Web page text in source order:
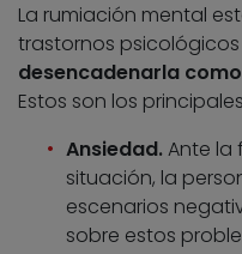
La rumiación mental
trastornos
desencadenarla
Estos son los
Ansiedad.Ante la
situación, la
escenarios
sobre estos